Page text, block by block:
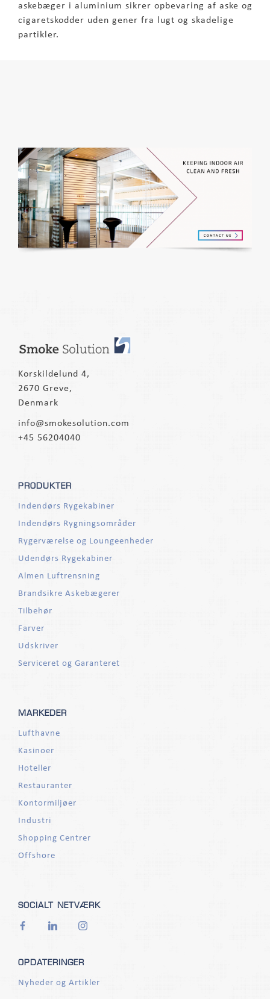
askebæger i aluminium sikrer opbevaring af aske og
cigaretskodder uden gener fra lugt og skadelige
partikler.
Korskildelund 4,
2670 Greve,
Denmark
info@smokesolution.com
+45 56204040
PRODUKTER
Indendørs Rygekabiner
Indendørs Rygningsområder
Rygerværelse og Loungeenheder
Udendørs Rygekabiner
Almen Luftrensning
Brandsikre Askebægerer
Tilbehør
Farver
Udskriver
Serviceret og Garanteret
MARKEDER
Lufthavne
Kasinoer
Hoteller
Restauranter
Kontormiljøer
Industri
Shopping Centrer
Offshore
SOCIALT NETVÆRK
OPDATERINGER
Nyheder og Artikler